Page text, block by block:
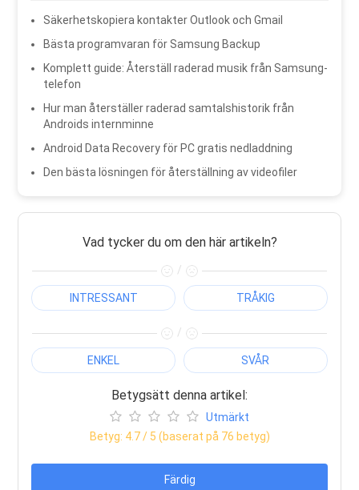
Säkerhetskopiera kontakter Outlook och Gmail
Bästa programvaran för Samsung Backup
Komplett guide: Återställ raderad musik från Samsung-
telefon
Hur man återställer raderad samtalshistorik från
Androids internminne
Android Data Recovery för PC gratis nedladdning
Den bästa lösningen för återställning av videofiler
Vad tycker du om den här artikeln?
/
INTRESSANT TRÅKIG
/
ENKEL SVÅR
Betygsätt denna artikel:
Utmärkt
Betyg: 4.7/ 5 (baserat på 76 betyg)
Färdig